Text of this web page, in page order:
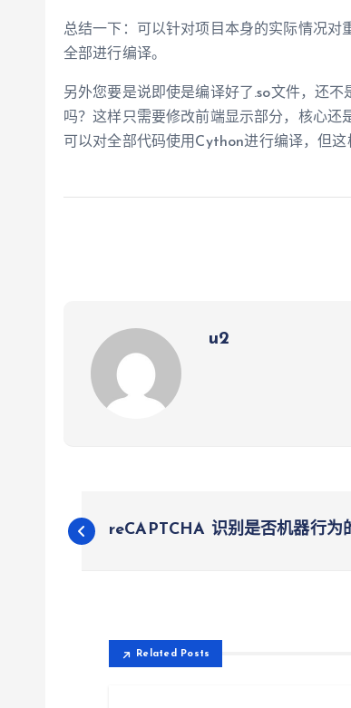
总结一下：可以针对项目本身的实际情况
全部进行编译。
另外您要是说即使是编译好了.so文件，还
吗？这样只需要修改前端显示部分，核心还
可以对全部代码使用Cython进行编译，但
u2
文
reCAPTCHA 识别是否机器行为
Related Posts